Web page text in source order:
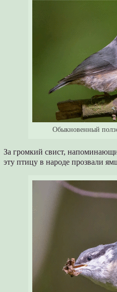
Обыкновенный
За громкий свист,
эту птицу в народе прозвали